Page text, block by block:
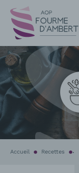
Accueil Recettes